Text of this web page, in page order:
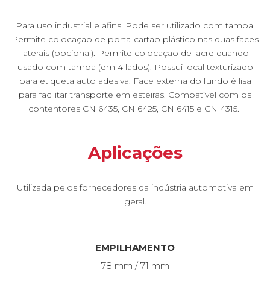
Para uso industrial e afins. Pode ser utilizado com tampa.
Permite colocação de porta-cartão plástico nas duas faces
laterais (opcional). Permite colocação de lacre quando
usado com tampa (em 4 lados). Possui local texturizado
para etiqueta auto adesiva. Face externa do fundo é lisa
para facilitar transporte em esteiras. Compatível com os
contentores CN 6435, CN 6425, CN 6415 e CN 4315.
Aplicações
Utilizada pelos fornecedores da indústria automotiva em
geral.
EMPILHAMENTO
78 mm / 71 mm